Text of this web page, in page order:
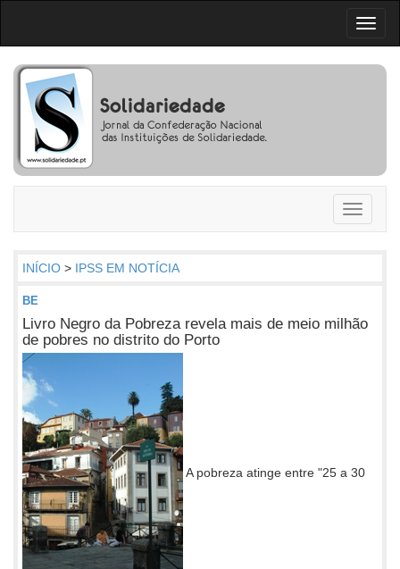
Toggle
INÍCIO > IPSS EM NOTÍCIA
BE
Livro Negro da Pobreza revela mais de meio milhão
de pobres no distrito do Porto
A pobreza atinge entre "25 a 30